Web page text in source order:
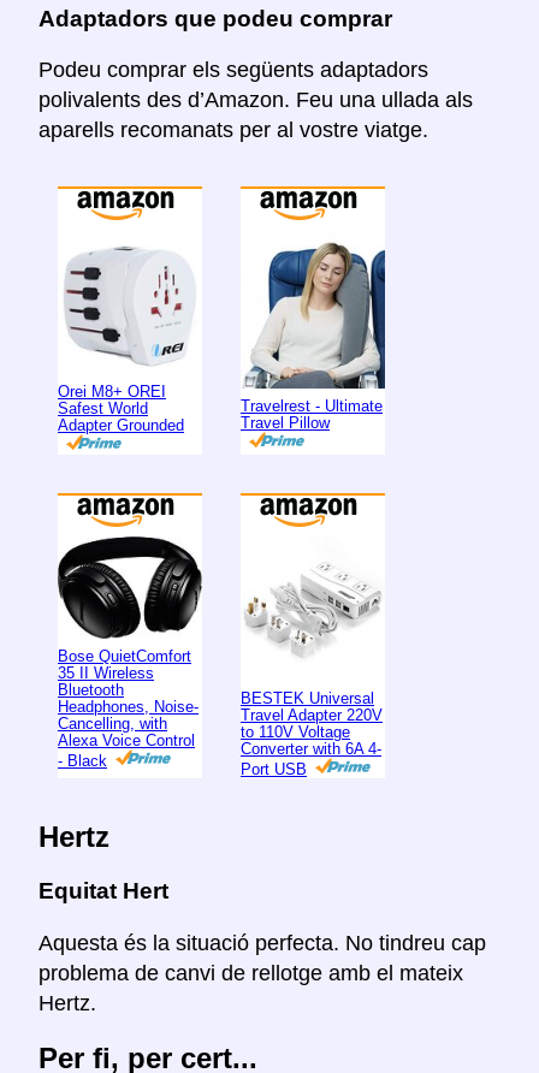
Adaptadors que podeu comprar
Podeu comprar els següents adaptadors
polivalents des d’Amazon. Feu una ullada als
aparells recomanats per al vostre viatge.
Orei M8+ OREI
Safest World
Adapter Grounded
Travelrest - Ultimate
Travel Pillow
Bose QuietComfort
35 II Wireless
Bluetooth
Headphones, Noise-
Cancelling, with
Alexa Voice Control
- Black
BESTEK Universal
Travel Adapter 220V
to 110V Voltage
Converter with 6A 4-
Port USB
Hertz
Equitat Hert
Aquesta és la situació perfecta. No tindreu cap
problema de canvi de rellotge amb el mateix
Hertz.
Per fi, per cert...